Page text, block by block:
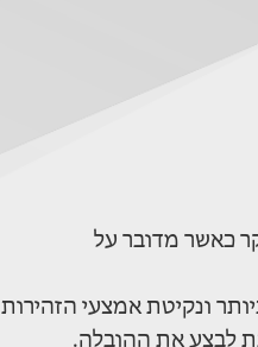
כאשר מדובר על
ונקיטת אמצעי הזהירות
לבצע את ההובלה.